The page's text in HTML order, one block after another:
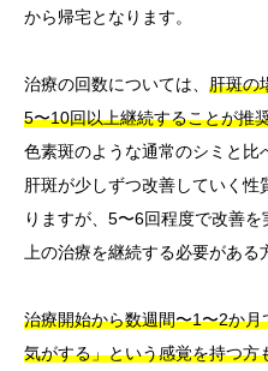
から帰宅となります。
治療の回数については、 肝斑の
5〜10回以上継続することが推
色素斑のような通常のシミと比
肝斑が少しずつ改善していく
りますが、5〜6回程度で改善
上の治療を継続する必要がある
治療開始から数週間〜1〜2か
気がする」という感覚を持つ方